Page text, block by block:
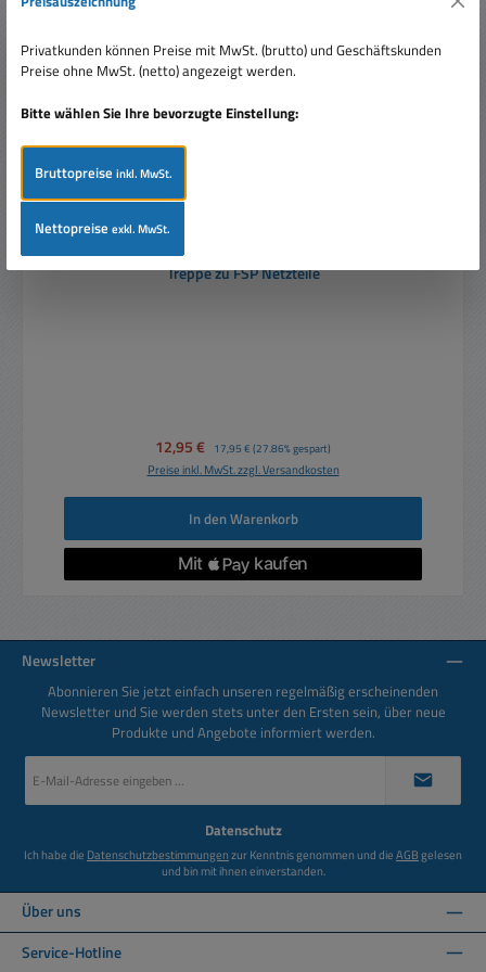
Rabatt
Netzteiladapter Ersatzstecker Netzteilstecker 8-teilig
Treppe zu FSP Netzteile
Verkaufspreis:
12,95 € Regulärer Preis:
17,95 € (27.86% gespart)
Preise inkl. MwSt. zzgl. Versandkosten
In den Warenkorb
Newsletter
Abonnieren Sie jetzt einfach unseren regelmäßig erscheinenden
Newsletter und Sie werden stets unter den Ersten sein, über neue
Produkte und Angebote informiert werden.
Mail-
Datenschutz
Ich habe die Datenschutzbestimmungenzur Kenntnis genommen und dieAGBgelesen
und bin mit ihnen einverstanden.
Über uns
Service-Hotline
Privatkunden können Preise mit MwSt. (brutto) und Geschäftskunden
Preise ohne MwSt. (netto) angezeigt werden.
Bitte wählen Sie Ihre bevorzugte Einstellung:
Bruttopreiseinkl. MwSt.
Nettopreiseexkl. MwSt.